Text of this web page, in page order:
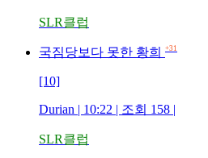
SLR클럽
국짐당보다 못한 황희 +31
[10]
Durian | 10:22 | 조회 158 |
SLR클럽